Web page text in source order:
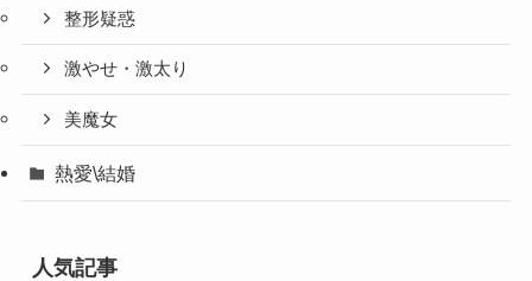
整形疑惑
激やせ・激太り
美魔女
熱愛\結婚
人気記事